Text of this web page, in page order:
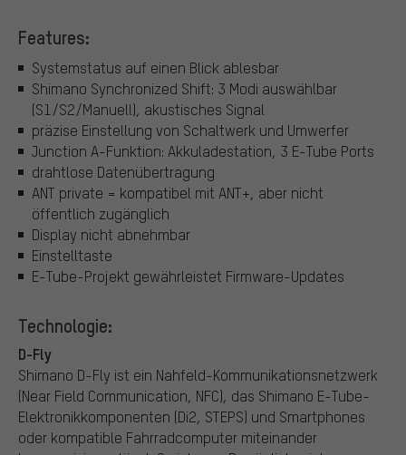
Features:
Systemstatus auf einen Blick ablesbar
Shimano Synchronized Shift: 3 Modi auswählbar
(S1/S2/Manuell), akustisches Signal
präzise Einstellung von Schaltwerk und Umwerfer
Junction A-Funktion: Akkuladestation, 3 E-Tube Ports
drahtlose Datenübertragung
ANT private = kompatibel mit ANT+, aber nicht
öffentlich zugänglich
Display nicht abnehmbar
Einstelltaste
E-Tube-Projekt gewährleistet Firmware-Updates
Technologie:
D-Fly
Shimano D-Fly ist ein Nahfeld-Kommunikationsnetzwerk
(Near Field Communication, NFC), das Shimano E-Tube-
Elektronikkomponenten (Di2, STEPS) und Smartphones
oder kompatible Fahrradcomputer miteinander